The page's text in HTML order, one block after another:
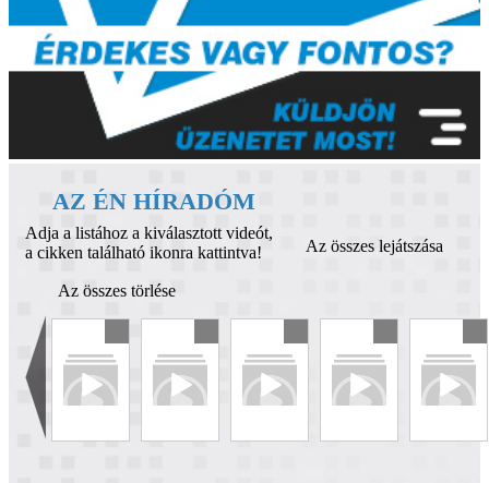
AZ ÉN HÍRADÓM
Adja a listához a kiválasztott videót,
a cikken található ikonra kattintva!
Az összes lejátszása
Az összes törlése